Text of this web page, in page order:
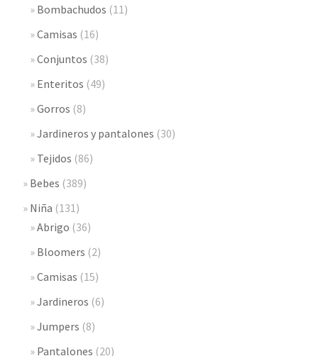
Bombachudos (11)
Camisas (16)
Conjuntos (38)
Enteritos (49)
Gorros (8)
Jardineros y pantalones (30)
Tejidos (86)
Bebes (389)
Niña (131)
Abrigo (36)
Bloomers (2)
Camisas (15)
Jardineros (6)
Jumpers (8)
Pantalones (20)